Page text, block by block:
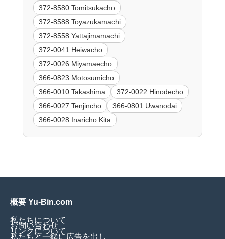
372-8580 Tomitsukacho
372-8588 Toyazukamachi
372-8558 Yattajimamachi
372-0041 Heiwacho
372-0026 Miyamaecho
366-0823 Motosumicho
366-0010 Takashima
372-0022 Hinodecho
366-0027 Tenjincho
366-0801 Uwanodai
366-0028 Inaricho Kita
概要 Yu-Bin.com
私たちについて
お問い合わせ
リンクについて
私たちと一緒に広告を出し